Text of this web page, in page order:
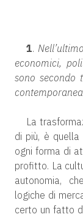
1.
economici,
sono secondo
La
di più, è
ogni forma di
profitto. La
autonomia,
logiche di
certo un fatto